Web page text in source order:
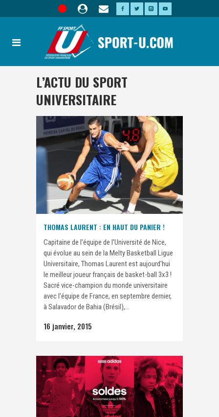
L’ACTU DU SPORT
UNIVERSITAIRE
THOMAS LAURENT : EN HAUT DU PANIER !
Capitaine de l'équipe de l'Université de Nice,
qui évolue au sein de la Melty Basketball Ligue
Universitaire, Thomas Laurent est aujourd'hui
le meilleur joueur français de basket-ball 3x3 !
Sacré vice-champion du monde universitaire
avec l'équipe de France, en septembre dernier,
à Salavador de Bahia (Brésil),...
16 janvier, 2015